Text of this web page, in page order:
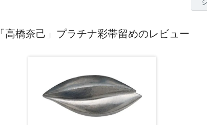
「高橋奈己」プラチナ彩帯留めのレビュー